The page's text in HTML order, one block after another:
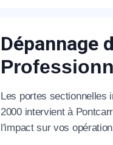
Dépannage
Les portes sectionnelles
2000 intervient à
l'impact sur vos
Rappel